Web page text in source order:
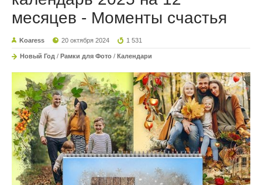
месяцев - Моменты счастья
Koaress 20 октября 2024 1 531
Новый Год / Рамки для Фото / Календари